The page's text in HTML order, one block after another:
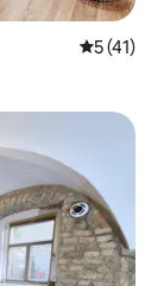
5 (41)